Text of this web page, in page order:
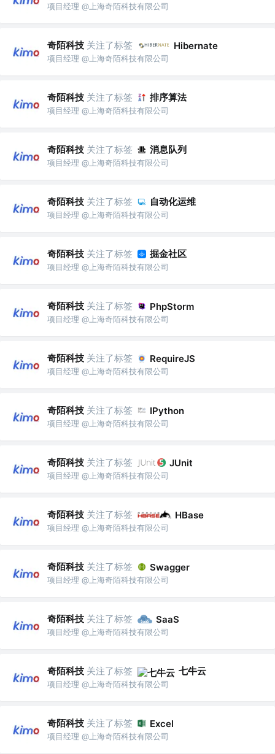
项目经理 @上海奇陌科技有限公司
奇陌科技 关注了标签 Hibernate
项目经理 @上海奇陌科技有限公司
奇陌科技 关注了标签 排序算法
项目经理 @上海奇陌科技有限公司
奇陌科技 关注了标签 消息队列
项目经理 @上海奇陌科技有限公司
奇陌科技 关注了标签 自动化运维
项目经理 @上海奇陌科技有限公司
奇陌科技 关注了标签 掘金社区
项目经理 @上海奇陌科技有限公司
奇陌科技 关注了标签 PhpStorm
项目经理 @上海奇陌科技有限公司
奇陌科技 关注了标签 RequireJS
项目经理 @上海奇陌科技有限公司
奇陌科技 关注了标签 IPython
项目经理 @上海奇陌科技有限公司
奇陌科技 关注了标签 JUnit
项目经理 @上海奇陌科技有限公司
奇陌科技 关注了标签 HBase
项目经理 @上海奇陌科技有限公司
奇陌科技 关注了标签 Swagger
项目经理 @上海奇陌科技有限公司
奇陌科技 关注了标签 SaaS
项目经理 @上海奇陌科技有限公司
奇陌科技 关注了标签 七牛云
项目经理 @上海奇陌科技有限公司
奇陌科技 关注了标签 Excel
项目经理 @上海奇陌科技有限公司